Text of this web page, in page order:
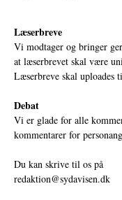
Læserbreve
Vi modtager og bringer
at læserbrevet skal være
Læserbreve skal uploades
Debat
Vi er glade for alle
kommentarer for
Du kan skrive til os på
redaktion@sydavisen.dk